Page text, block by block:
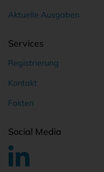
Aktuelle Ausgaben
Services
Registrierung
Kontakt
Fakten
Social Media